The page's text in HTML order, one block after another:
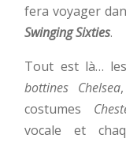
fera voyager
Swinging Sixties.
Tout est là…
bottines Chelsea
costumes
vocale et